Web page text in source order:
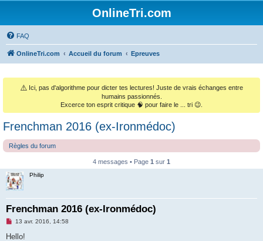
OnlineTri.com
FAQ
OnlineTri.com Accueil du forum Epreuves
⚠️ Ici, pas d'algorithme pour dicter tes lectures! Juste de vrais échanges entre
humains passionnés.
Excerce ton esprit critique 🧠 pour faire le ... tri 😉.
Frenchman 2016 (ex-Ironmédoc)
Règles du forum
4 messages • Page 1 sur 1
Philip
Frenchman 2016 (ex-Ironmédoc)
M
s
13 avr. 2016, 14:58
Hello!